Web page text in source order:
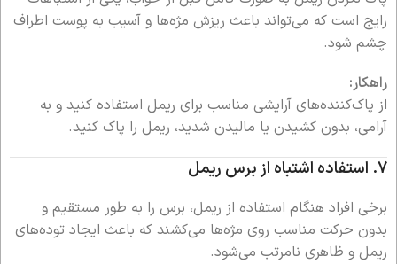
رایج است که می‌تواند باعث ریزش مژه‌ها و آسیب به پوست اطراف
چشم شود.
راهکار:
از پاک‌کننده‌های آرایشی مناسب برای ریمل استفاده کنید و به
آرامی، بدون کشیدن یا مالیدن شدید، ریمل را پاک کنید.
7. استفاده اشتباه از برس ریمل
برخی افراد هنگام استفاده از ریمل، برس را به طور مستقیم و
بدون حرکت مناسب روی مژه‌ها می‌کشند که باعث ایجاد توده‌های
ریمل و ظاهری نامرتب می‌شود.